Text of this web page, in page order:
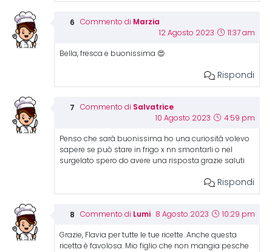
Commento di Marzia
12 Agosto 2023 11:37 am
Bella, fresca e buonissima 😍
Rispondi
Commento di Salvatrice
10 Agosto 2023 4:59 pm
Penso che sarà buonissima ho una curiosità volevo
sapere se può stare in frigo x nn smontarli o nel
surgelato spero do avere una risposta grazie saluti
Rispondi
Commento di Lumi 8 Agosto 2023 10:29 pm
Grazie, Flavia per tutte le tue ricette. Anche questa
ricetta è favolosa. Mio figlio che non mangia pesche